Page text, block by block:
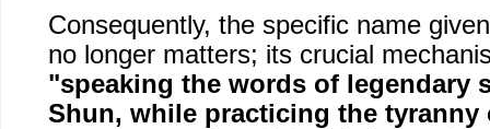
Consequently, the specific name
no longer matters; its crucial
"speaking the words of legendary
Shun, while practicing the tyranny